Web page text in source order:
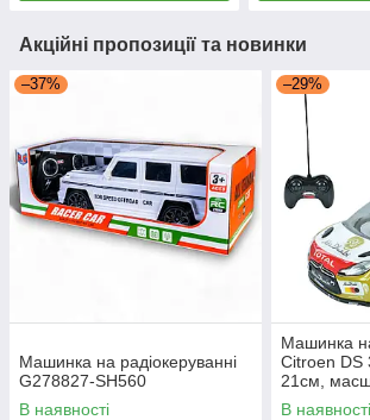
Акційні пропозиції та новинки
–37%
Машинка на радіокеруванні
G278827-SH560
В наявності
–29%
Машинка
Citroen DS
21см,
корпус не
В наявності